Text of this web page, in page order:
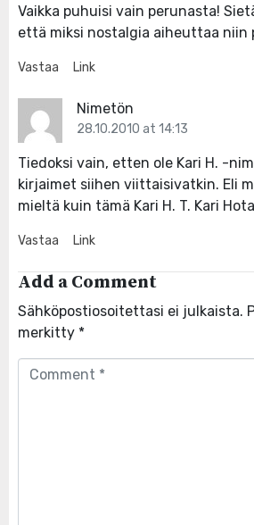
Vaikka puhuisi vain perunasta!
että miksi nostalgia aiheuttaa niin
Vastaa Link
Nimetön
28.10.2010 at 14:13
Tiedoksi vain, etten ole Kari H. -
kirjaimet siihen viittaisivatkin. Eli
mieltä kuin tämä Kari H. T. Kari
Vastaa Link
Add a Comment
Sähköpostiosoitettasi ei julkaista.
merkitty *
Comment